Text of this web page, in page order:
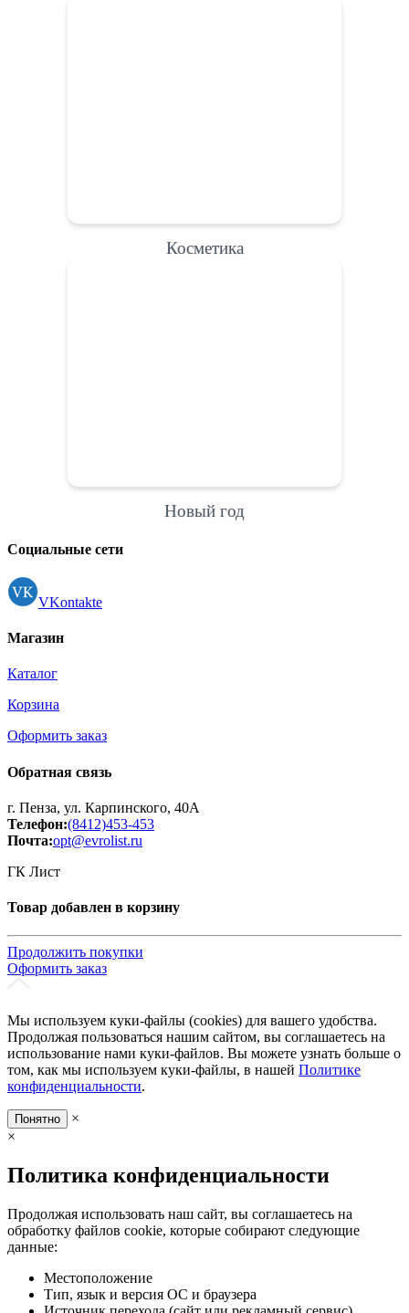
Косметика
Новый год
Социальные сети
VKontakte
Магазин
Каталог
Корзина
Оформить заказ
Обратная связь
г. Пенза, ул. Карпинского, 40А
Телефон:(8412)453-453
Почта:opt@evrolist.ru
ГК Лист
Товар добавлен в корзину
Продолжить покупки
Оформить заказ
Мы используем куки-файлы (cookies) для вашего удобства.
Продолжая пользоваться нашим сайтом, вы соглашаетесь на
использование нами куки-файлов. Вы можете узнать больше о
том, как мы используем куки-файлы, в нашей Политике
конфиденциальности.
Понятно
×
×
Политика конфиденциальности
Продолжая использовать наш сайт, вы соглашаетесь на
обработку файлов cookie, которые собирают следующие
данные:
Местоположение
Тип, язык и версия ОС и браузера